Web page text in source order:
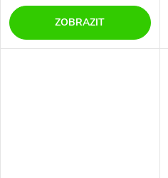
ZOBRAZIT